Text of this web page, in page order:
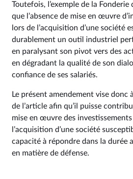
Toutefois, l’exemple de la
que l’absence de mise en œuvre
lors de l’acquisition d’une société
durablement un outil industriel
en paralysant son pivot vers des
en dégradant la qualité de son
confiance de ses salariés.
Le présent amendement vise donc
de l’article afin qu’il puisse
mise en œuvre des
l’acquisition d’une société
capacité à répondre dans la durée
en matière de défense.